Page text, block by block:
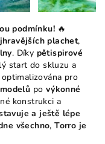
podmínku! 🔥
plachet,
. Díky pětispirové
start do skluzu a
pro
po výkonné
konstrukci a
a ještě lépe
všechno,Torro je